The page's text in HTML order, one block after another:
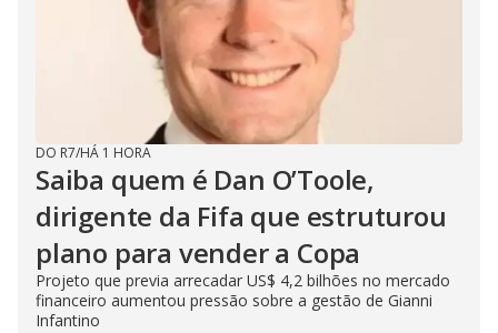
DO R7/HÁ 1 HORA
Saiba quem é Dan O’Toole,
dirigente da Fifa que estruturou
plano para vender a Copa
Projeto que previa arrecadar US$ 4,2 bilhões no mercado
financeiro aumentou pressão sobre a gestão de Gianni
Infantino